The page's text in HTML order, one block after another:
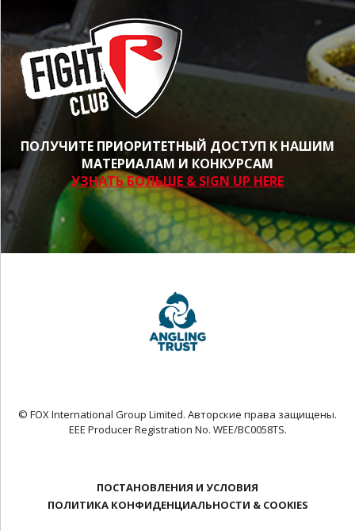
ПОЛУЧИТЕ ПРИОРИТЕТНЫЙ ДОСТУП К НАШИМ
МАТЕРИАЛАМ И КОНКУРСАМ
УЗНАТЬ БОЛЬШЕ & SIGN UP HERE
© FOX International Group Limited. Авторские права защищены.
EEE Producer Registration No. WEE/BC0058TS.
ПОСТАНОВЛЕНИЯ И УСЛОВИЯ
ПОЛИТИКА КОНФИДЕНЦИАЛЬНОСТИ & COOKIES